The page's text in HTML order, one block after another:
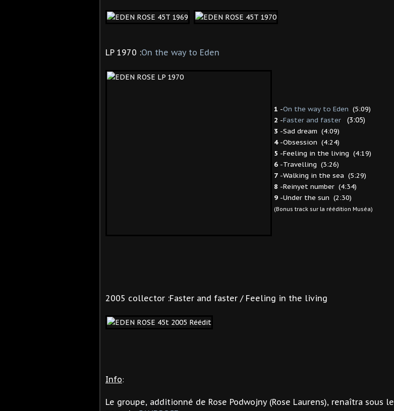
LP 1970 :On the way to Eden
1 -On the way to Eden (5:09)
2 -Faster and faster (3:05)
3 -Sad dream (4:09)
4-Obsession (4:24)
5 -Feeling in the living (4:19)
6 -Travelling (3:26)
7 -Walking in the sea (5:29)
8 -Reinyet number (4:34)
9 -Under the sun (2:30)
(Bonus track sur la réédition Muséa)
2005 collector :Faster and faster / Feeling in the living
Info:
Le groupe, additionné de Rose Podwojny (Rose Laurens), renaîtra sous le